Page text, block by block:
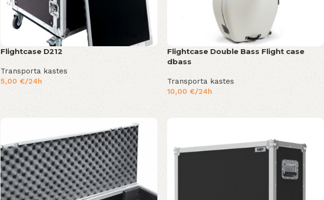
Flightcase D212
Transporta kastes
5,00 €/24h
Flightcase Double Bass Flight case
dbass
Transporta kastes
10,00 €/24h